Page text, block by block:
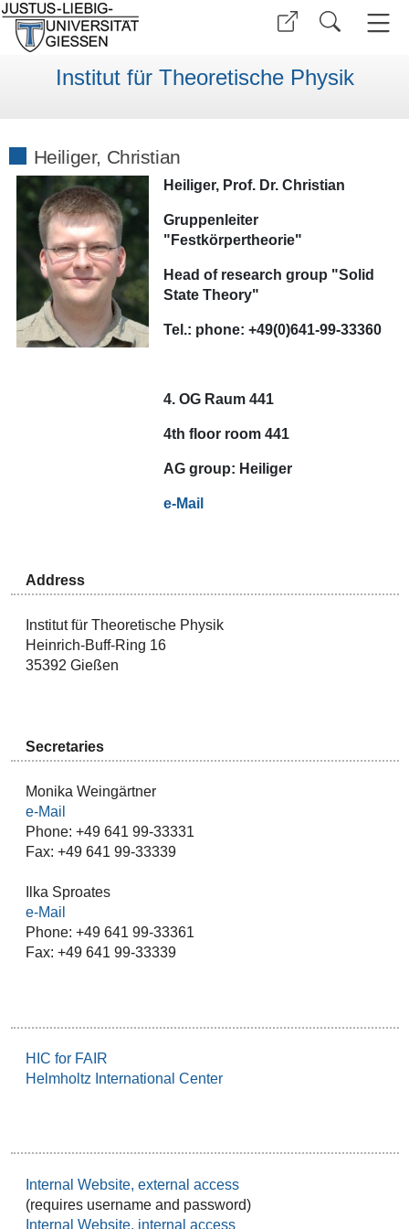
Institut für Theoretische Physik
Heiliger, Christian
Heiliger, Prof. Dr. Christian
Gruppenleiter
"Festkörpertheorie"
Head of research group "Solid
State Theory"
Tel.: phone: +49(0)641-99-33360
4. OG Raum 441
4th floor room 441
AG group: Heiliger
e-Mail
Address
Institut für Theoretische Physik
Heinrich-Buff-Ring 16
35392 Gießen
Secretaries
Monika Weingärtner
e-Mail
Phone: +49 641 99-33331
Fax: +49 641 99-33339
Ilka Sproates
e-Mail
Phone: +49 641 99-33361
Fax: +49 641 99-33339
HIC for FAIR
Helmholtz International Center
Internal Website, external access
(requires username and password)
Internal Website, internal access